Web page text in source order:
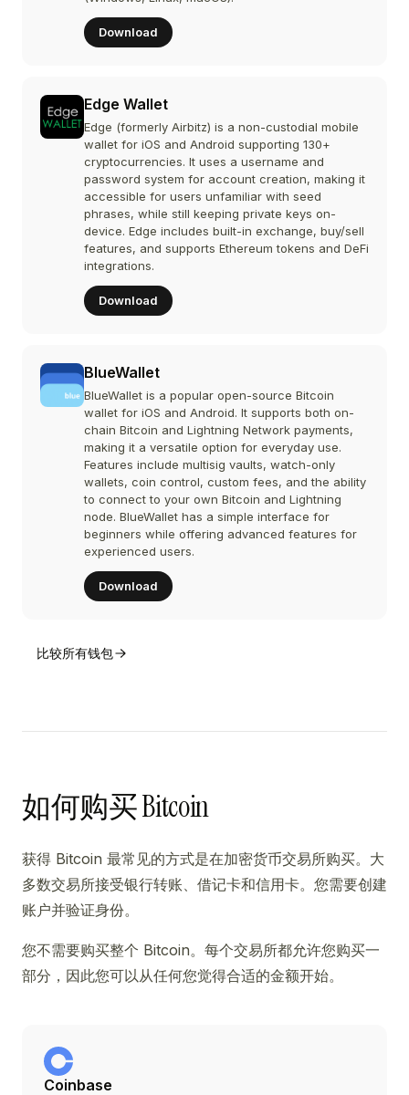
Download
Edge Wallet
Edge (formerly Airbitz) is a non-custodial mobile
wallet for iOS and Android supporting 130+
cryptocurrencies. It uses a username and
password system for account creation, making it
accessible for users unfamiliar with seed
phrases, while still keeping private keys on-
device. Edge includes built-in exchange, buy/sell
features, and supports Ethereum tokens and DeFi
integrations.
Download
BlueWallet
BlueWallet is a popular open-source Bitcoin
wallet for iOS and Android. It supports both on-
chain Bitcoin and Lightning Network payments,
making it a versatile option for everyday use.
Features include multisig vaults, watch-only
wallets, coin control, custom fees, and the ability
to connect to your own Bitcoin and Lightning
node. BlueWallet has a simple interface for
beginners while offering advanced features for
experienced users.
Download
比较所有钱包
如何购买 Bitcoin
获得 Bitcoin 最常见的方式是在加密货币交易所购买。大
多数交易所接受银行转账、借记卡和信用卡。您需要创建
账户并验证身份。
您不需要购买整个 Bitcoin。每个交易所都允许您购买一
部分，因此您可以从任何您觉得合适的金额开始。
Coinbase